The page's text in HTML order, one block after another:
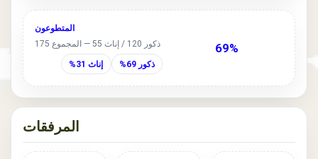
69%
المتطوعون
ذكور 120 / إناث 55 — المجموع 175
ذكور 69% إناث 31%
المرفقات